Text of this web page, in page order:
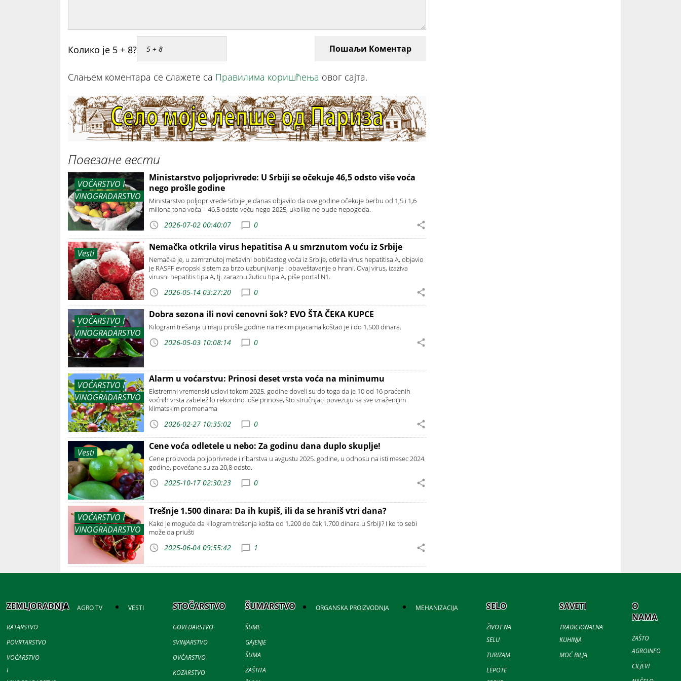
Колико је 5 + 8? Пошаљи Коментар
Слањем коментара се слажете са Правилима коришћења овог сајта.
Повезане вести
VOĆARSTVO I
VINOGRADARSTVO
Ministarstvo poljoprivrede: U Srbiji se očekuje 46,5 odsto više voća
nego prošle godine
Ministarstvo poljoprivrede Srbije je danas objavilo da ove godine očekuje berbu od 1,5 i 1,6
miliona tona voća – 46,5 odsto veću nego 2025, ukoliko ne bude nepogoda.
2026-07-02 00:40:07 0
Vesti
Nemačka otkrila virus hepatitisa A u smrznutom voću iz Srbije
Nemačka je, u zamrznutoj mešavini bobičastog voća iz Srbije, otkrila virus hepatitisa A, objavio
je RASFF evropski sistem za brzo uzbunjivanje i obaveštavanje o hrani. Ovaj virus, izaziva
virusni hepatitis tipa A, tj. zaraznu žuticu tipa A, piše portal N1.
2026-05-14 03:27:20 0
VOĆARSTVO I
VINOGRADARSTVO
Dobra sezona ili novi cenovni šok? EVO ŠTA ČEKA KUPCE
Kilogram trešanja u maju prošle godine na nekim pijacama koštao je i do 1.500 dinara.
2026-05-03 10:08:14 0
VOĆARSTVO I
VINOGRADARSTVO
Alarm u voćarstvu: Prinosi deset vrsta voća na minimumu
Ekstremni vremenski uslovi tokom 2025. godine doveli su do toga da je 10 od 16 praćenih
voćnih vrsta zabeležilo rekordno loše prinose, što stručnjaci povezuju sa sve izraženijim
klimatskim promenama
2026-02-27 10:35:02 0
Vesti
Cene voća odletele u nebo: Za godinu dana duplo skuplje!
Cene proizvoda poljoprivrede i ribarstva u avgustu 2025. godine, u odnosu na isti mesec 2024.
godine, povećane su za 20,8 odsto.
2025-10-17 02:30:23 0
VOĆARSTVO I
VINOGRADARSTVO
Trešnje 1.500 dinara: Da ih kupiš, ili da se hraniš vtri dana?
Kako je moguće da kilogram trešanja košta od 1.200 do čak 1.700 dinara u Srbiji? I ko to sebi
može da priušti
2025-06-04 09:55:42 1
ZEMLJORADNJA
RATARSTVO
POVRTARSTVO
VOĆARSTVO
I
AGRO TV VESTI STOČARSTVO
GOVEDARSTVO
SVINJARSTVO
OVČARSTVO
KOZARSTVO
ŠUMARSTVO
ŠUME
GAJENJE
ŠUMA
ZAŠTITA
ORGANSKA PROIZVODNJA MEHANIZACIJA SELO
ŽIVOT NA
SELU
TURIZAM
LEPOTE
SAVETI
TRADICIONALNA
KUHINJA
MOĆ BILJA
O
NAMA
ZAŠTO
AGROINFO
CILJEVI